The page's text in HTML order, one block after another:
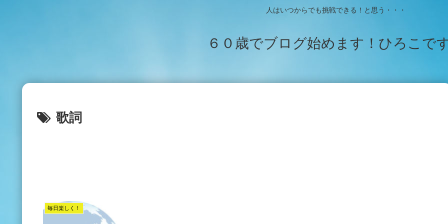
人はいつからでも挑戦できる！と思う・・・
６０歳でブログ始めます！ひろこで
歌詞
毎日楽しく！